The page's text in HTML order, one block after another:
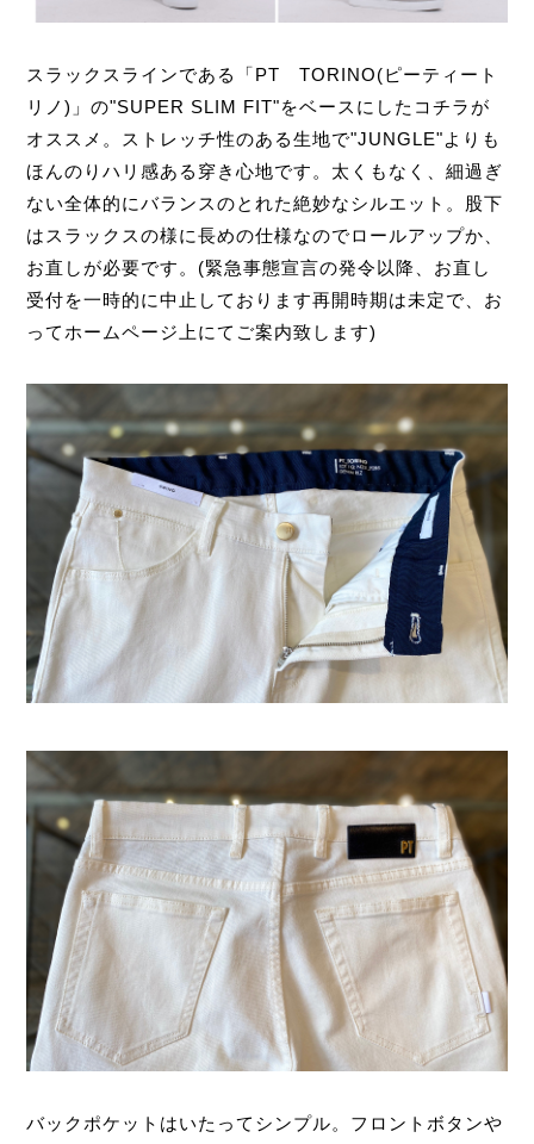
スラックスラインである「PT TORINO(ピーティート
リノ)」の"SUPER SLIM FIT"をベースにしたコチラが
オススメ。ストレッチ性のある生地で"JUNGLE"よりも
ほんのりハリ感ある穿き心地です。太くもなく、細過ぎ
ない全体的にバランスのとれた絶妙なシルエット。股下
はスラックスの様に長めの仕様なのでロールアップか、
お直しが必要です。(緊急事態宣言の発令以降、お直し
受付を一時的に中止しております再開時期は未定で、お
ってホームページ上にてご案内致します)
バックポケットはいたってシンプル。フロントボタンや